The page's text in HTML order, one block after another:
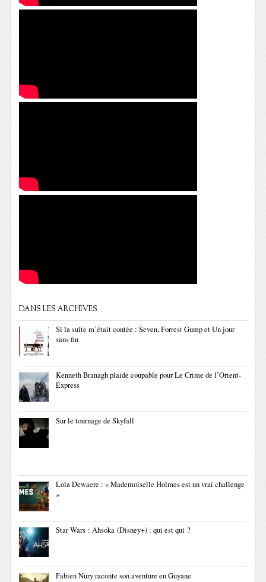
DANS LES ARCHIVES
Si la suite m’était contée : Seven, Forrest Gump et Un jour
sans fin
Kenneth Branagh plaide coupable pour Le Crime de l’Orient-
Express
Sur le tournage de Skyfall
Lola Dewaere : « Mademoiselle Holmes est un vrai challenge
»
Star Wars : Ahsoka (Disney+) : qui est qui ?
Fabien Nury raconte son aventure en Guyane